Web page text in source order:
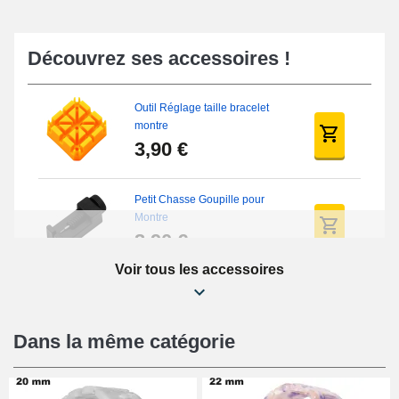
Découvrez ses accessoires !
Outil Réglage taille bracelet
montre
3,90 €
Petit Chasse Goupille pour
Montre
3,90 €
Chasses Goupille Long Montre
19,08 €
Chasse-Goupille Montre
Voir tous les accessoires
Dans la même catégorie